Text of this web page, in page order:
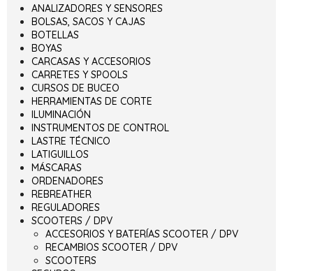
ANALIZADORES Y SENSORES
BOLSAS, SACOS Y CAJAS
BOTELLAS
BOYAS
CARCASAS Y ACCESORIOS
CARRETES Y SPOOLS
CURSOS DE BUCEO
HERRAMIENTAS DE CORTE
ILUMINACIÓN
INSTRUMENTOS DE CONTROL
LASTRE TÉCNICO
LATIGUILLOS
MÁSCARAS
ORDENADORES
REBREATHER
REGULADORES
SCOOTERS / DPV
ACCESORIOS Y BATERÍAS SCOOTER / DPV
RECAMBIOS SCOOTER / DPV
SCOOTERS